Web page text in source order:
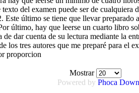
del examen puede ser de
Este último se tiene que llevar
último, hay que leerse un cuarto libro
de dar cuenta de su lectura mediante la
los tres autores que me preparé para
proporcion
Mostrar
Powered by Phoca